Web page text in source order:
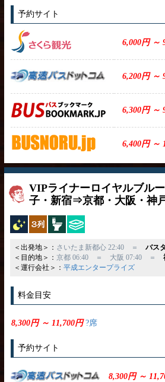
予約サイト
6,000円 ～
6,200円 ～
6,300円 ～
6,400円 ～
VIPライナーロイヤルブル
子・新宿⇒京都・大阪・神
夜行バス独立3列トイレ付
＜出発地＞： さいたま新都心 22:40 ＝ バス
＜目的地＞： 京都 06:40 ＝ 大阪 07:40 ＝
＜運行会社＞： 平成エンタープライズ
料金目安
8,300円 ～ 11,700円?席
予約サイト
8,300円 ～